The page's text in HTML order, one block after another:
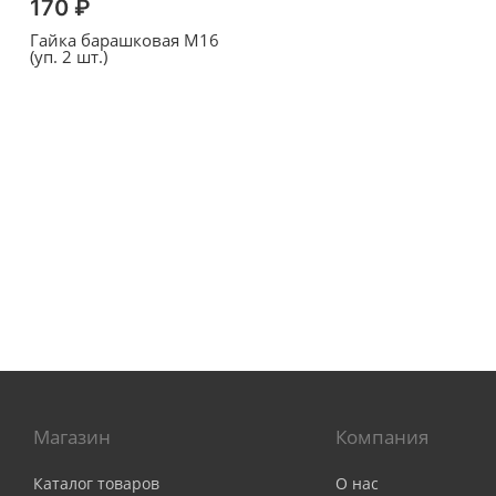
170 ₽
Гайка барашковая M16
(уп. 2 шт.)
Магазин
Каталог товаров
Компания
О нас